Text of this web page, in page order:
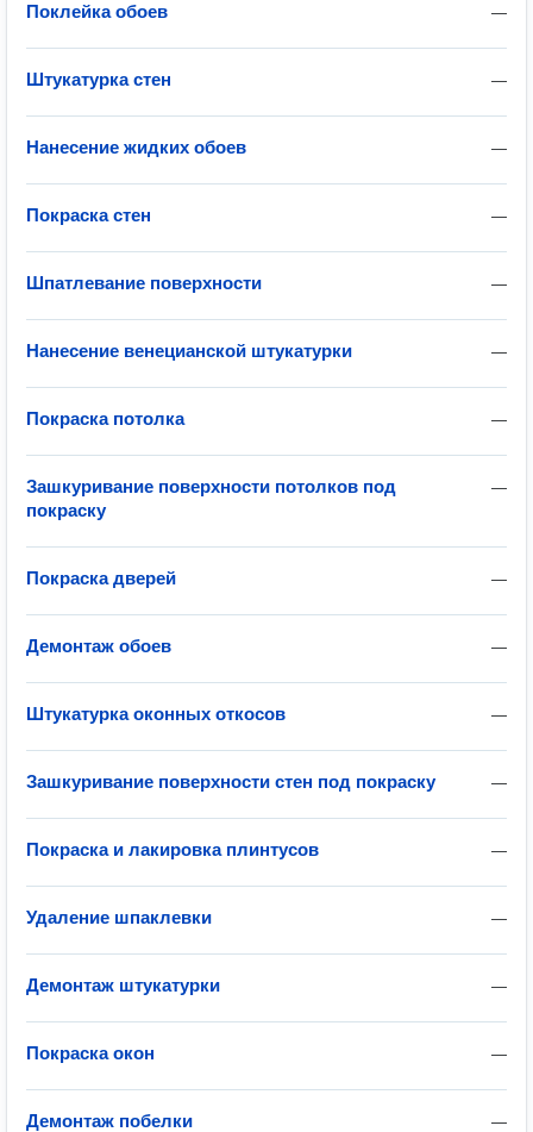
—
Поклейка обоев
—
Штукатурка стен
—
Нанесение жидких обоев
—
Покраска стен
—
Шпатлевание поверхности
—
Нанесение венецианской штукатурки
—
Покраска потолка
—
Зашкуривание поверхности потолков под
покраску
—
Покраска дверей
—
Демонтаж обоев
—
Штукатурка оконных откосов
—
Зашкуривание поверхности стен под покраску
—
Покраска и лакировка плинтусов
—
Удаление шпаклевки
—
Демонтаж штукатурки
—
Покраска окон
—
Демонтаж побелки